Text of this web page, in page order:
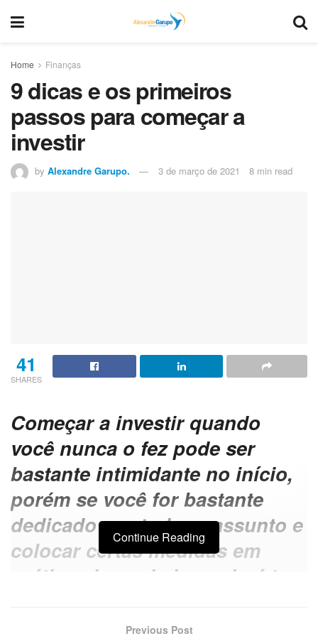
Home Finanças
9 dicas e os primeiros
passos para começar a
investir
by Alexandre Garupo. 3 de março de 2021 8 min read
41
SHARES
Começar a investir quando
você nunca o fez pode ser
bastante intimidante no início,
porém se você for bastante
dedicado a estudar o assunto e
colocar certas medidas em
prática, de verdade, poderá ter
Continue Reading
Previous Post